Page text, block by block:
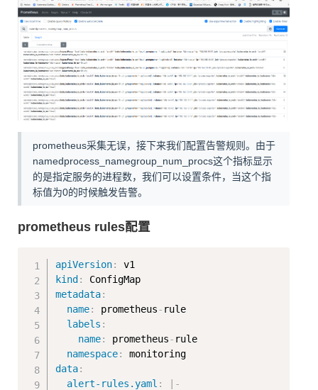
prometheus采集无误，接下来我们配置告警规则。由于
namedprocess_namegroup_num_procs这个指标显示
的是指定服务的进程数，我们可以设置条件，当这个指
标值为0的时候触发告警。
prometheus rules配置
apiVersion:
kind :
metadata:
name: prometheus- rule
labels :
name: prometheus- rule
namespace:
data:
alert-rules.yaml :
-